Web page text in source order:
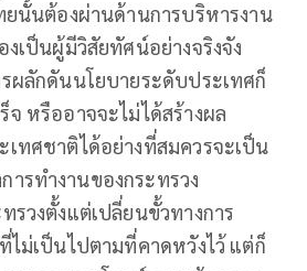
ยนั้นต้องผ่านด้านการบริหารงาน
เป็นผู้มีวิสัยทัศน์อย่างจริงจัง
ผลักดันนโยบายระดับประเทศก็
จ หรืออาจจะไม่ได้สร้างผล
ทศชาติได้อย่างที่สมควรจะเป็น
รทำงานของกระทรวง
รวงตั้งแต่เปลี่ยนขั้วทางการ
ไม่เป็นไปตามที่คาดหวังไว้ แต่ก็